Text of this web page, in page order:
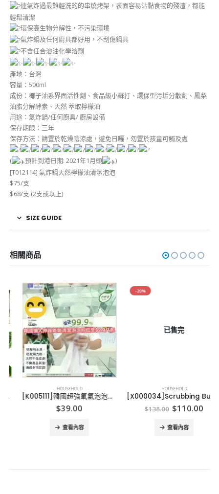
連氣炸過最難輕洗的的串燒烤架，表面容易沾黏食物的殘渣，都能
輕鬆清潔
環保高生物分解性，不污染環境
氣炸鍋及任何廚具都好用，不刮傷鍋具
不含任合溶油化學溶劑
產地：台灣
容量：500ml
成份：椰子油系界面活性劑、食品級小蘇打、環保型污垢分散劑、鳳梨
油脂分解酵素、天然 萃取檸檬油
用途：氣炸鍋/任何廚具/ 廚房設備
保存期限：三年
保存方法：請置於乾燥陰涼處，避免日曬，勿置於孩童可觸及處
( 預計到港日期: 2021年1月頭
)
[T012114] 氣炸鍋天然檸檬油清潔泡泡
$75/支
$68/支 (2支或以上)
SIZE GUIDE
相關商品
HOUSEHOLD
[K005111]韓國超強氧氣泡泡清潔粉-10包
39.00
查看內容
-20%
已售完
HOUSEHOLD
[X000034]Scrubbing Bubbles Toilet Gel (2 dispensers + 30 gel discs)
138.00 Original
price
was:
$138.00.
$110.00
price
查看內容